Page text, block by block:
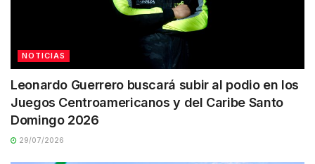
NOTICIAS
Leonardo Guerrero buscará subir al podio en los
Juegos Centroamericanos y del Caribe Santo
Domingo 2026
29/07/2026